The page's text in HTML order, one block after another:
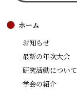
ホーム
お知らせ
最新の年次大会
研究活動について
学会の紹介